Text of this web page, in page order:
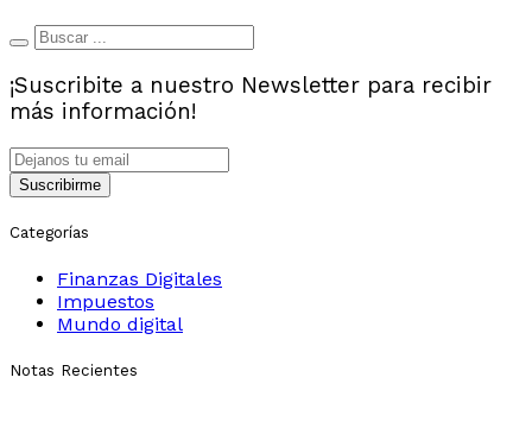
¡Suscribite a nuestro Newsletter para recibir
más información!
Suscribirme
Categorías
Finanzas Digitales
Impuestos
Mundo digital
Notas Recientes